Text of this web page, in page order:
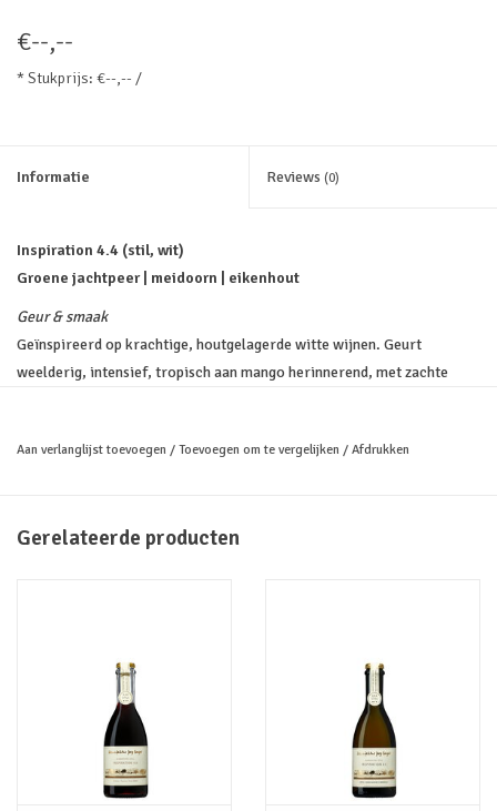
€--,--
* Stukprijs: €--,-- /
Informatie Reviews (0)
Inspiration 4.4 (stil, wit)
Groene jachtpeer | meidoorn | eikenhout
Geur & smaak
Geïnspireerd op krachtige, houtgelagerde witte wijnen. Geurt
weelderig, intensief, tropisch aan mango herinnerend, met zachte
Aan verlanglijst toevoegen / Toevoegen om te vergelijken / Afdrukken
Gerelateerde producten